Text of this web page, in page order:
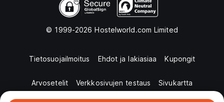
© 1999-2026 Hostelworld.com Limited
Tietosuojailmoitus Ehdot ja lakiasiaa Kupongit
Arvosetelit Verkkosivujen testaus Sivukartta